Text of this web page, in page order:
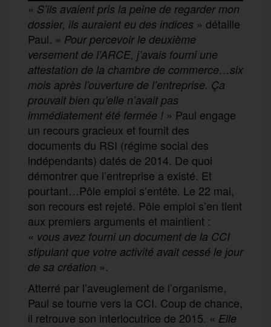
« S’ils avaient pris la peine de regarder mon
dossier, ils auraient eu des indices » détaille
Paul. « Pour percevoir le deuxième
versement de l’ARCE, j’avais fourni une
attestation de la chambre de commerce…six
mois après l’ouverture de l’entreprise. Ça
prouvait bien qu’elle n’avait pas
immédiatement été fermée ! » Paul engage
un recours gracieux et fournit des
documents du RSI (régime social des
indépendants) datés de 2014. De quoi
démontrer que l’entreprise a existé. Et
pourtant…Pôle emploi s’entête. Le 22 mai,
son recours est rejeté. Pôle emploi s’en tient
aux premiers arguments et maintient :
« vous avez fourni un document de la CCI
stipulant que votre activité avait cessé le jour
de sa création ».
Atterré par l’aveuglement de l’organisme,
Paul se tourne vers la CCI. Coup de chance,
il retrouve son interlocutrice de 2015. « Elle